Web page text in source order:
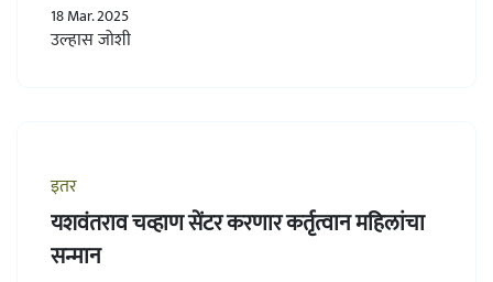
18 Mar. 2025
उल्हास जोशी
इतर
यशवंतराव चव्हाण सेंटर करणार कर्तृत्वान महिलांचा
सन्मान